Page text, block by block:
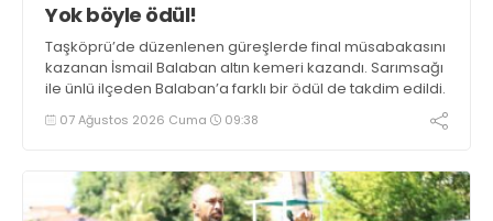
Yok böyle ödül!
Taşköprü’de düzenlenen güreşlerde final müsabakasını
kazanan İsmail Balaban altın kemeri kazandı. Sarımsağı
ile ünlü ilçeden Balaban’a farklı bir ödül de takdim edildi.
07 Ağustos 2026 Cuma 09:38